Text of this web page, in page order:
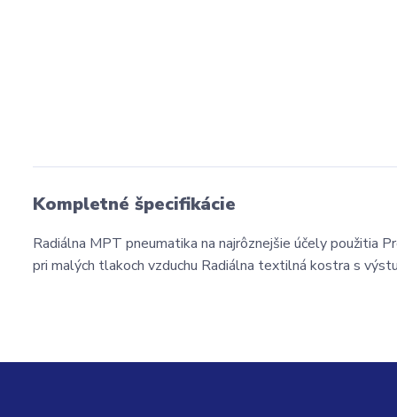
Kompletné špecifikácie
Radiálna MPT pneumatika na najrôznejšie účely použitia
pri malých tlakoch vzduchu Radiálna textilná kostra s